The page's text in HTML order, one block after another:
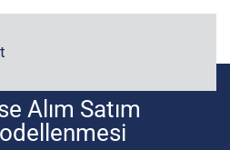
Alım Satım